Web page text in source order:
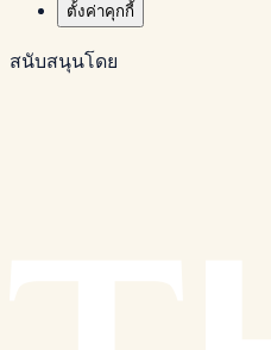
ตั้งค่าคุกกี้
สนับสนุนโดย